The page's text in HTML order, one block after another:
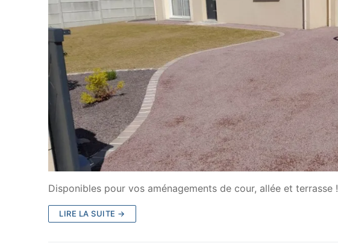
Disponibles pour vos aménagements de cour, allée et terrasse !
LIRE LA SUITE →